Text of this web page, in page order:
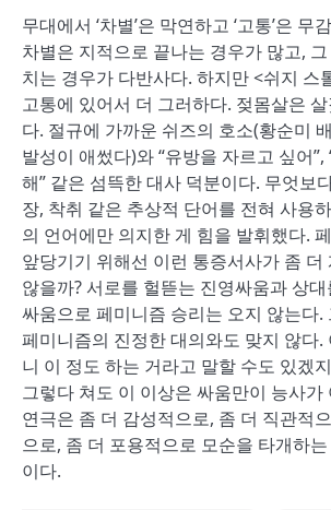
무대에서 ‘차별’은 막연하고 ‘고통’은 무
차별은 지적으로 끝나는 경우가 많고,
치는 경우가 다반사다. 하지만 <쉬지 스
고통에 있어서 더 그러하다. 젖몸살은
다. 절규에 가까운 쉬즈의 호소(황순미
발성이 애썼다)와 “유방을 자르고 싶어
해” 같은 섬뜩한 대사 덕분이다. 무엇보
장, 착취 같은 추상적 단어를 전혀 사용
의 언어에만 의지한 게 힘을 발휘했다.
앞당기기 위해선 이런 통증서사가 좀 더
않을까? 서로를 헐뜯는 진영싸움과 상
싸움으로 페미니즘 승리는 오지 않는다.
페미니즘의 진정한 대의와도 맞지 않다.
니 이 정도 하는 거라고 말할 수도 있겠
그렇다 쳐도 이 이상은 싸움만이 능사가
연극은 좀 더 감성적으로, 좀 더 직관적
으로, 좀 더 포용적으로 모순을 타개하
이다.